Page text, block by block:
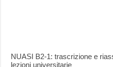
NUASI B2-1: trascrizione e
lezioni universitarie